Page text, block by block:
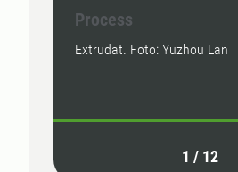
Process
Extrudat. Foto: Yuzhou Lan
1 / 12